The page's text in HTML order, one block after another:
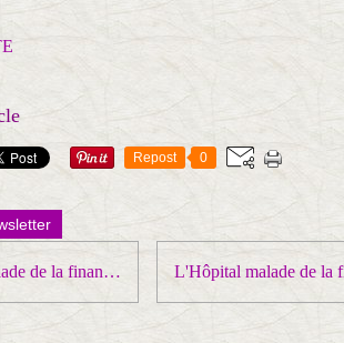
Repost 0
L'Hôpital malade de la financiarisation : Quimper